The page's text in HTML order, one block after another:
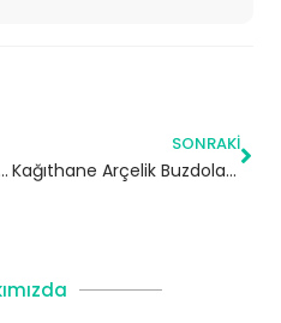
| Çankırı
SONRAKI
Kağıthane Arçelik Buzdolabı Servisi – 7/24 Teknik Servis